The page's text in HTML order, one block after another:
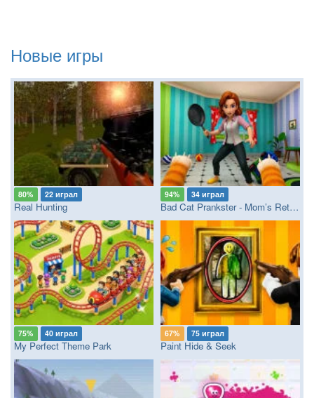
Новые игры
80% 22 играл
Real Hunting
94% 34 играл
Bad Cat Prankster - Mom’s Return
75% 40 играл
My Perfect Theme Park
67% 75 играл
Paint Hide & Seek